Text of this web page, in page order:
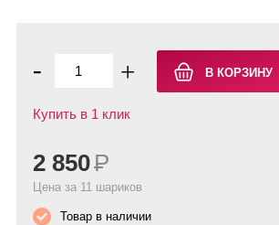
- +
Купить в 1 клик
2 850Р
Цена за 11 шариков
Товар в наличии